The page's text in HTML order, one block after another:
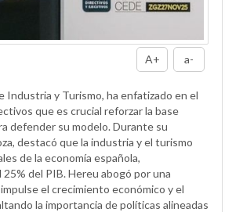
A+ a-
Industria y Turismo, ha enfatizado en el
que es crucial reforzar la base
defender su modelo. Durante su
destacó que la industria y el turismo
de la economía española,
del PIB. Hereu abogó por una
el crecimiento económico y el
la importancia de políticas alineadas